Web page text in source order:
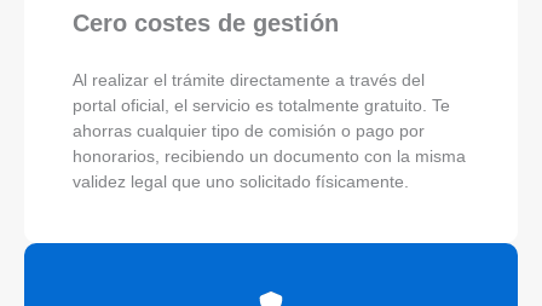
Cero costes de gestión
Al realizar el trámite directamente a través del
portal oficial, el servicio es totalmente gratuito. Te
ahorras cualquier tipo de comisión o pago por
honorarios, recibiendo un documento con la misma
validez legal que uno solicitado físicamente.